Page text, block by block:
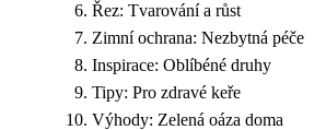
Řez: Tvarování a růst
Zimní ochrana: Nezbytná péče
Inspirace: Oblíbéné druhy
Tipy: Pro zdravé keře
Výhody: Zelená oáza doma